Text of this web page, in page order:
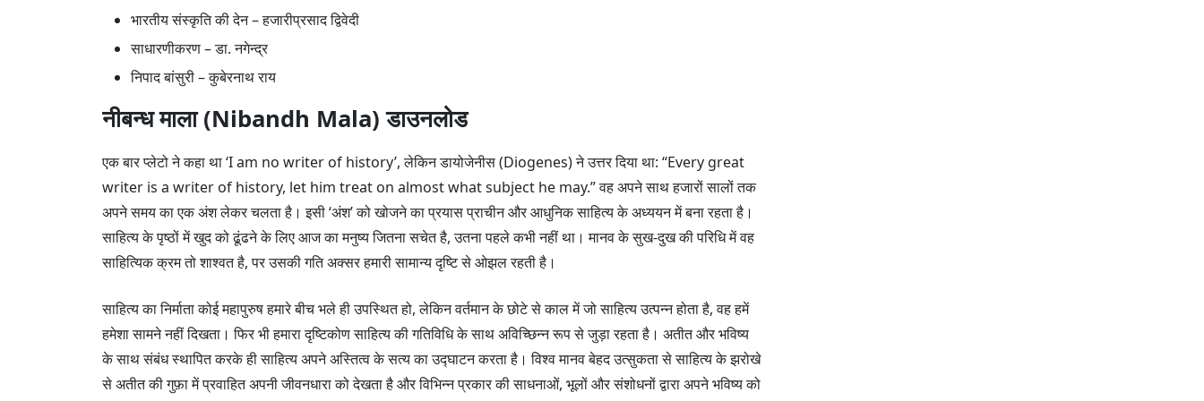
भारतीय संस्कृति की देन – हजारीप्रसाद द्विवेदी
साधारणीकरण – डा. नगेन्द्र
निपाद बांसुरी – कुबेरनाथ राय
नीबन्ध माला (Nibandh Mala) डाउनलोड
एक बार प्लेटो ने कहा था ‘I am no writer of history’, लेकिन डायोजेनीस (Diogenes) ने उत्तर दिया था: “Every great
writer is a writer of history, let him treat on almost what subject he may.” वह अपने साथ हजारों सालों तक
अपने समय का एक अंश लेकर चलता है। इसी ‘अंश’ को खोजने का प्रयास प्राचीन और आधुनिक साहित्य के अध्ययन में बना रहता है।
साहित्य के पृष्ठों में खुद को ढूंढने के लिए आज का मनुष्य जितना सचेत है, उतना पहले कभी नहीं था। मानव के सुख-दुख की परिधि में वह
साहित्यिक क्रम तो शाश्वत है, पर उसकी गति अक्सर हमारी सामान्य दृष्टि से ओझल रहती है।
साहित्य का निर्माता कोई महापुरुष हमारे बीच भले ही उपस्थित हो, लेकिन वर्तमान के छोटे से काल में जो साहित्य उत्पन्न होता है, वह हमें
हमेशा सामने नहीं दिखता। फिर भी हमारा दृष्टिकोण साहित्य की गतिविधि के साथ अविच्छिन्न रूप से जुड़ा रहता है। अतीत और भविष्य
के साथ संबंध स्थापित करके ही साहित्य अपने अस्तित्व के सत्य का उद्घाटन करता है। विश्व मानव बेहद उत्सुकता से साहित्य के झरोखे
से अतीत की गुफ़ा में प्रवाहित अपनी जीवनधारा को देखता है और विभिन्न प्रकार की साधनाओं, भूलों और संशोधनों द्वारा अपने भविष्य को